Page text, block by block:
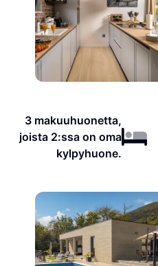
3 makuuhuonetta,
joista 2:ssa on oma
kylpyhuone.